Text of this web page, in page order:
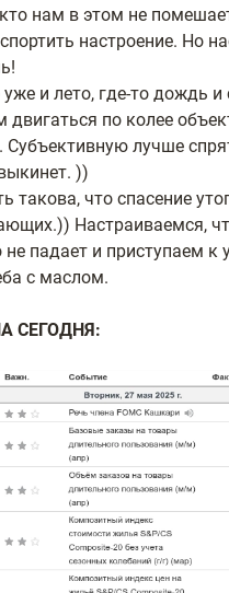
нам в этом не
настроение. Но
уже и лето, где-то дождь и
двигаться по колее
Субъективную лучше
))
такова, что спасение
Настраиваемся,
не падает и приступаем
с маслом.
СЕГОДНЯ: